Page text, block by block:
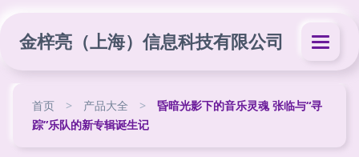
金梓亮（上海）信息科技有限公司
首页 > 产品大全 >
昏暗光影下的音乐灵魂 张临与“寻
踪”乐队的新专辑诞生记